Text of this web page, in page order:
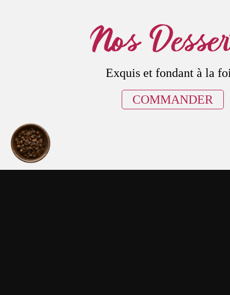
Nos
Exquis et fondant à la
COMMANDER